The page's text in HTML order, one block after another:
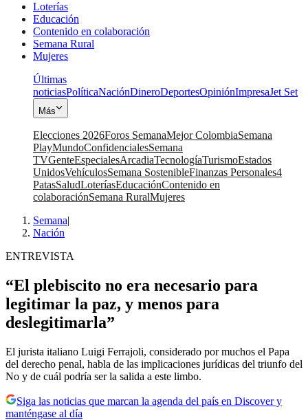
Loterías
Educación
Contenido en colaboración
Semana Rural
Mujeres
Últimas
noticiasPolíticaNaciónDineroDeportesOpiniónImpresaJet Set
Más
Elecciones 2026Foros SemanaMejor ColombiaSemana
PlayMundoConfidencialesSemana
TVGenteEspecialesArcadiaTecnologíaTurismoEstados
UnidosVehículosSemana SostenibleFinanzas Personales4
PatasSaludLoteríasEducaciónContenido en
colaboraciónSemana RuralMujeres
Semana|
Nación
ENTREVISTA
“El plebiscito no era necesario para
legitimar la paz, y menos para
deslegitimarla”
El jurista italiano Luigi Ferrajoli, considerado por muchos el Papa
del derecho penal, habla de las implicaciones jurídicas del triunfo del
No y de cuál podría ser la salida a este limbo.
Siga las noticias que marcan la agenda del país en Discover y
manténgase al día